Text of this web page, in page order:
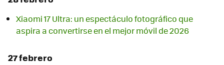
Xiaomi 17 Ultra: un espectáculo fotográfico que
aspira a convertirse en el mejor móvil de 2026
27 febrero